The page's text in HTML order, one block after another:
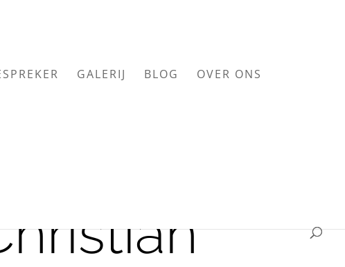
GALERIJ BLOG OVER ONS